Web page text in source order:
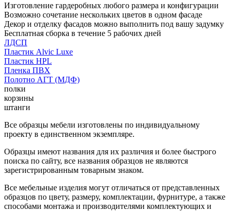
Изготовление гардеробных любого размера и конфигурации
Возможно сочетание нескольких цветов в одном фасаде
Декор и отделку фасадов можно выполнить под вашу задумку
Бесплатная сборка в течение 5 рабочих дней
ЛДСП
Пластик Alvic Luxe
Пластик HPL
Пленка ПВХ
Полотно АГТ (МДФ)
полки
корзины
штанги
Все образцы мебели изготовлены по индивидуальному
проекту в единственном экземпляре.
Образцы имеют названия для их различия и более быстрого
поиска по сайту, все названия образцов не являются
зарегистрированным товарным знаком.
Все мебельные изделия могут отличаться от представленных
образцов по цвету, размеру, комплектации, фурнитуре, а также
способами монтажа и производителями комплектующих и